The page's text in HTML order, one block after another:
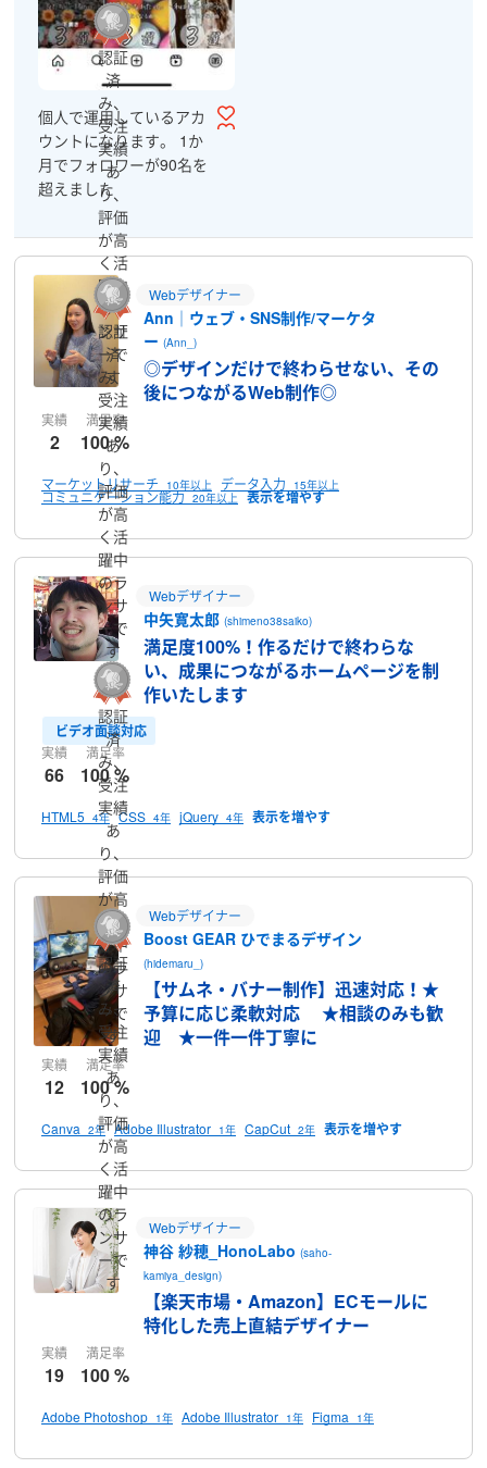
個人で運用しているアカ
ウントになります。 1か
月でフォロワーが90名を
超えました
認証
済
み、
受注
実績
あ
り、
評価
が高
く活
躍中
のラ
ンサ
ーで
す
Webデザイナー
Ann｜ウェブ・SNS制作/マーケタ
ー(Ann_)
◎デザインだけで終わらせない、その
後につながるWeb制作◎
実績
2
満足率
100 %
マーケットリサーチ 10年以上 データ入力 15年以上
コミュニケーション能力 20年以上
認証
済
み、
受注
実績
あ
り、
評価
が高
く活
躍中
のラ
ンサ
ーで
す
Webデザイナー
中矢寛太郎(shimeno38saiko)
満足度100%！作るだけで終わらな
い、成果につながるホームページを制
作いたします
ビデオ面談対応
実績
66
満足率
100 %
HTML5 4年 CSS 4年 jQuery 4年
認証
済
み、
受注
実績
あ
り、
評価
が高
く活
躍中
のラ
ンサ
ーで
す
Webデザイナー
Boost GEAR ひでまるデザイン
(hidemaru_)
【サムネ・バナー制作】迅速対応！★
予算に応じ柔軟対応 ★相談のみも歓
迎 ★一件一件丁寧に
実績
12
満足率
100 %
Canva 2年 Adobe Illustrator 1年 CapCut 2年
認証
済
み、
受注
実績
あ
り、
評価
が高
く活
躍中
のラ
ンサ
ーで
す
Webデザイナー
神谷 紗穂_HonoLabo(saho-
kamiya_design)
【楽天市場・Amazon】ECモールに
特化した売上直結デザイナー
実績
19
満足率
100 %
Adobe Photoshop 1年 Adobe Illustrator 1年 Figma 1年